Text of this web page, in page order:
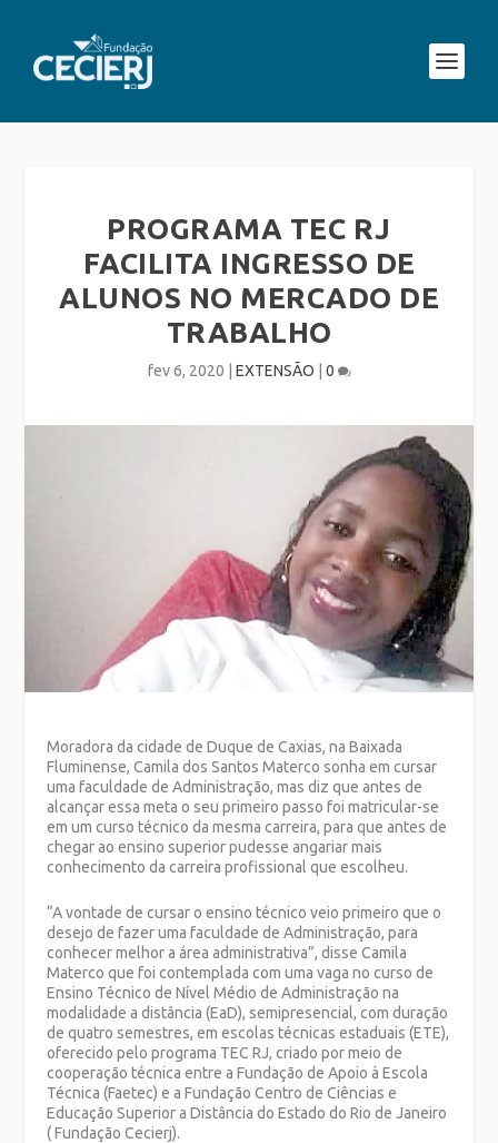
PROGRAMA TEC RJ
FACILITA INGRESSO DE
ALUNOS NO MERCADO DE
TRABALHO
fev 6, 2020 EXTENSÃO 0
Moradora da cidade de Duque de Caxias, na Baixada
Fluminense, Camila dos Santos Materco sonha em cursar
uma faculdade de Administração, mas diz que antes de
alcançar essa meta o seu primeiro passo foi matricular-se
em um curso técnico da mesma carreira, para que antes de
chegar ao ensino superior pudesse angariar mais
conhecimento da carreira profissional que escolheu.
“A vontade de cursar o ensino técnico veio primeiro que o
desejo de fazer uma faculdade de Administração, para
conhecer melhor a área administrativa”, disse Camila
Materco que foi contemplada com uma vaga no curso de
Ensino Técnico de Nível Médio de Administração na
modalidade a distância (EaD), semipresencial, com duração
de quatro semestres, em escolas técnicas estaduais (ETE),
oferecido pelo programa TEC RJ, criado por meio de
cooperação técnica entre a Fundação de Apoio à Escola
Técnica (Faetec) e a Fundação Centro de Ciências e
Educação Superior a Distância do Estado do Rio de Janeiro
( Fundação Cecierj).